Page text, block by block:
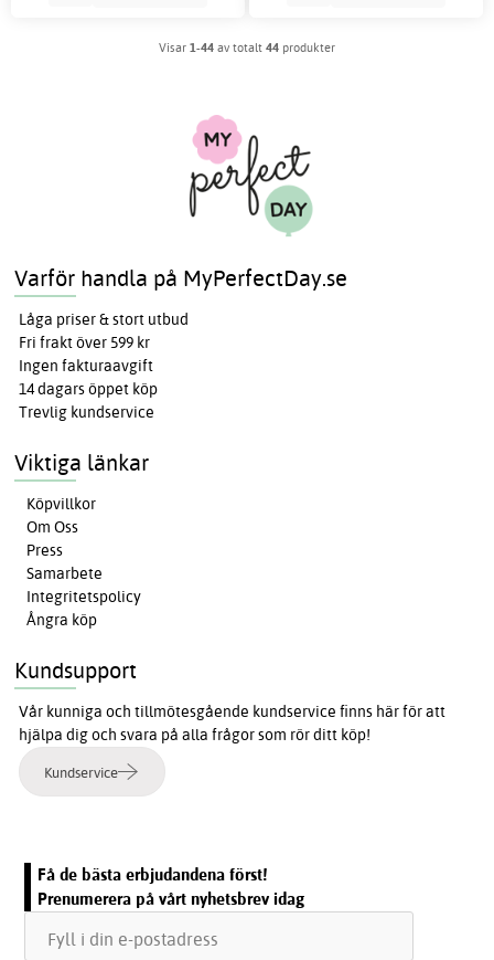
Visar 1-44 av totalt 44 produkter
Varför handla på MyPerfectDay.se
Låga priser & stort utbud
Fri frakt över 599 kr
Ingen fakturaavgift
14 dagars öppet köp
Trevlig kundservice
Viktiga länkar
Köpvillkor
Om Oss
Press
Samarbete
Integritetspolicy
Ångra köp
Kundsupport
Vår kunniga och tillmötesgående kundservice finns här för att
hjälpa dig och svara på alla frågor som rör ditt köp!
Kundservice
Få de bästa erbjudandena först!
Prenumerera på vårt nyhetsbrev idag